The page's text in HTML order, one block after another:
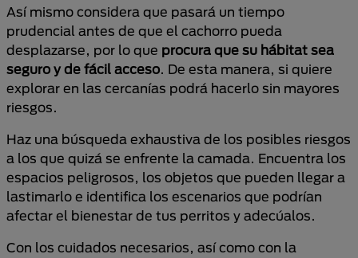
Así mismo considera que pasará un tiempo
prudencial antes de que el cachorro pueda
desplazarse, por lo que procura que su hábitat sea
seguro y de fácil acceso. De esta manera, si quiere
explorar en las cercanías podrá hacerlo sin mayores
riesgos.
Haz una búsqueda exhaustiva de los posibles riesgos
a los que quizá se enfrente la camada. Encuentra los
espacios peligrosos, los objetos que pueden llegar a
lastimarlo e identifica los escenarios que podrían
afectar el bienestar de tus perritos y adecúalos.
Con los cuidados necesarios, así como con la